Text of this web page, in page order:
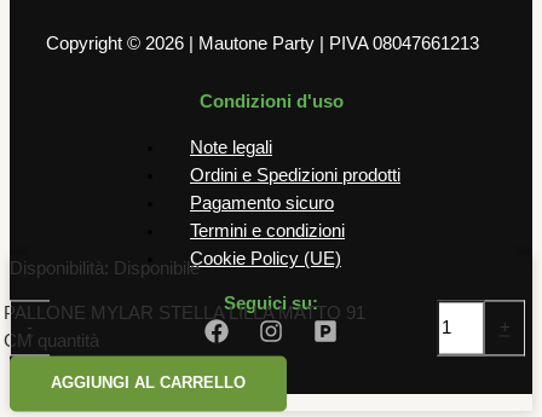
Copyright © 2026 | Mautone Party | PIVA 08047661213
Condizioni d'uso
Note legali
Ordini e Spedizioni prodotti
Pagamento sicuro
Termini e condizioni
Cookie Policy (UE)
Seguici su:
Disponibilità: Disponibile
-
PALLONE MYLAR STELLA LILLA MATTO 91
CM quantità
+
AGGIUNGI AL CARRELLO